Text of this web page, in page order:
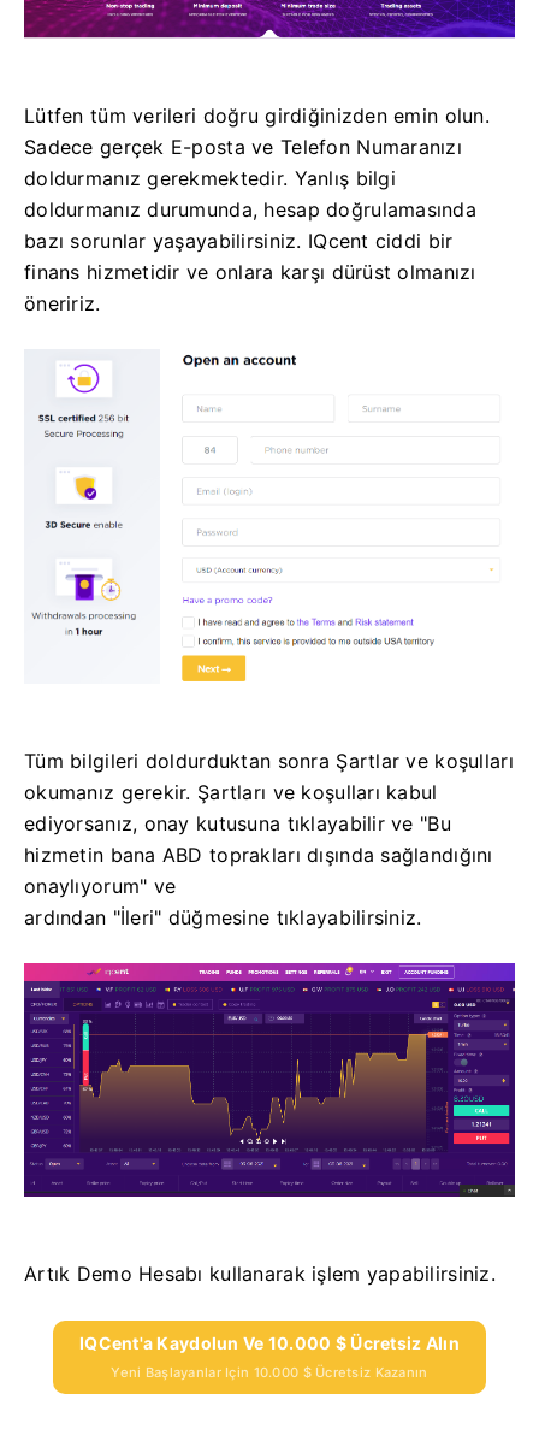
Lütfen tüm verileri doğru girdiğinizden emin olun.
Sadece gerçek E-posta ve Telefon Numaranızı
doldurmanız gerekmektedir. Yanlış bilgi
doldurmanız durumunda, hesap doğrulamasında
bazı sorunlar yaşayabilirsiniz. IQcent ciddi bir
finans hizmetidir ve onlara karşı dürüst olmanızı
öneririz.
Tüm bilgileri doldurduktan sonra Şartlar ve koşulları
okumanız gerekir. Şartları ve koşulları kabul
ediyorsanız, onay kutusuna tıklayabilir ve "Bu
hizmetin bana ABD toprakları dışında sağlandığını
onaylıyorum" ve
ardından "İleri" düğmesine tıklayabilirsiniz.
Artık Demo Hesabı kullanarak işlem yapabilirsiniz.
IQCent'a Kaydolun Ve 10.000 $ Ücretsiz Alın
Yeni Başlayanlar Için 10.000 $ Ücretsiz Kazanın